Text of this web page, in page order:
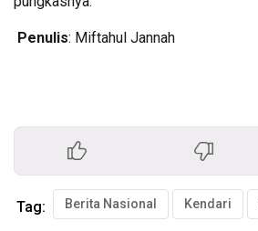
Penulis: Miftahul Jannah
Tag: Berita Nasional Kendari